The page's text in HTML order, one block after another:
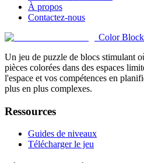
À propos
Contactez-nous
Color
Un jeu de puzzle de blocs stimulant
pièces colorées dans des espaces
l'espace et vos compétences en
plus en plus complexes.
Ressources
Guides de niveaux
Télécharger le jeu